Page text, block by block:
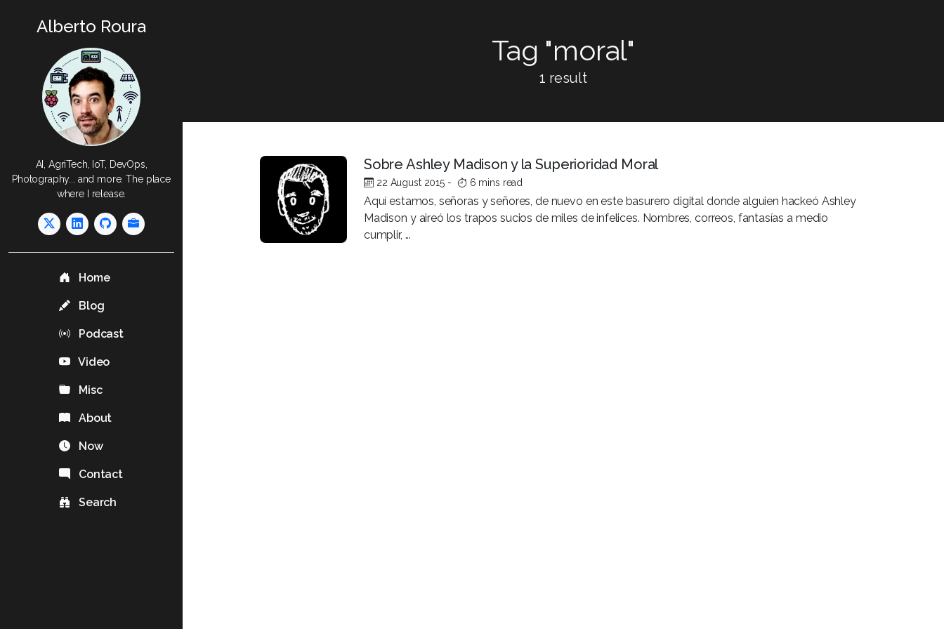
Alberto Roura
AI, AgriTech, IoT, DevOps,
Photography... and more. The place
where I release.
Home
Blog
Podcast
Video
Misc
About
Now
Contact
Search
Tag "moral"
1 result
Sobre Ashley Madison y la Superioridad Moral
22 August 2015 - 6 mins read
Aquí estamos, señoras y señores, de nuevo en este basurero digital donde alguien hackeó Ashley
Madison y aireó los trapos sucios de miles de infelices. Nombres, correos, fantasías a medio
cumplir, ...